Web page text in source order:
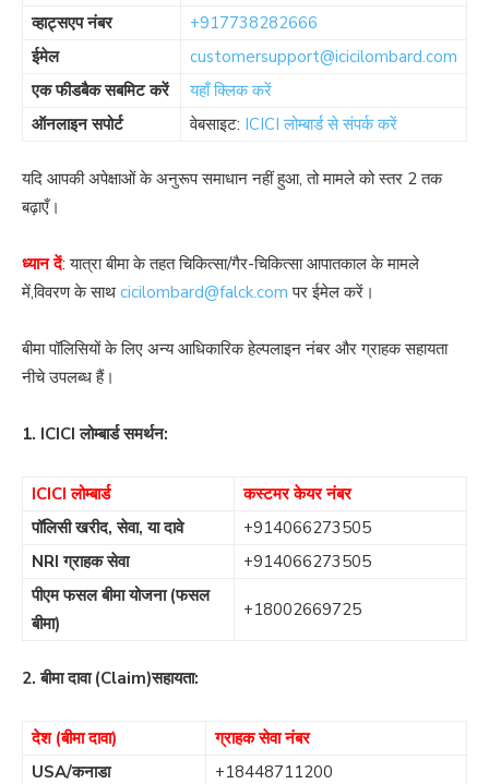
व्हाट्सएप नंबर
+917738282666
ईमेल
customersupport@icicilombard.com
एक फीडबैक सबमिट करें
यहाँ क्लिक करें
ऑनलाइन सपोर्ट
वेबसाइट: ICICI लोम्बार्ड से संपर्क करें
यदि आपकी अपेक्षाओं के अनुरूप समाधान नहीं हुआ, तो मामले को स्तर 2 तक
बढ़ाएँ।
ध्यान दें: यात्रा बीमा के तहत चिकित्सा/गैर-चिकित्सा आपातकाल के मामले
में,विवरण के साथ cicilombard@falck.com पर ईमेल करें।
बीमा पॉलिसियों के लिए अन्य आधिकारिक हेल्पलाइन नंबर और ग्राहक सहायता
नीचे उपलब्ध हैं।
1. ICICI लोम्बार्ड समर्थन:
ICICI लोम्बार्ड
कस्टमर केयर नंबर
पॉलिसी खरीद, सेवा, या दावे
+914066273505
NRI ग्राहक सेवा
+914066273505
पीएम फसल बीमा योजना (फसल
बीमा)
+18002669725
2. बीमा दावा (Claim)सहायता:
देश (बीमा दावा)
ग्राहक सेवा नंबर
USA/कनाडा
+18448711200